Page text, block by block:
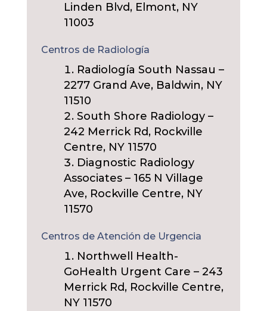
Linden Blvd, Elmont, NY
11003
Centros de Radiología
Radiología South Nassau –
2277 Grand Ave, Baldwin, NY
11510
South Shore Radiology –
242 Merrick Rd, Rockville
Centre, NY 11570
Diagnostic Radiology
Associates – 165 N Village
Ave, Rockville Centre, NY
11570
Centros de Atención de Urgencia
Northwell Health-
GoHealth Urgent Care – 243
Merrick Rd, Rockville Centre,
NY 11570